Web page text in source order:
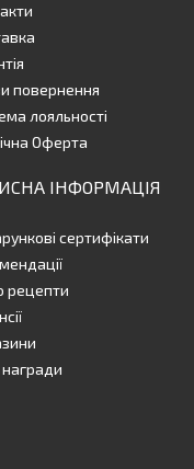
повернення
лояльності
Оферта
ІНФОРМАЦІЯ
сертифікати
рецепти